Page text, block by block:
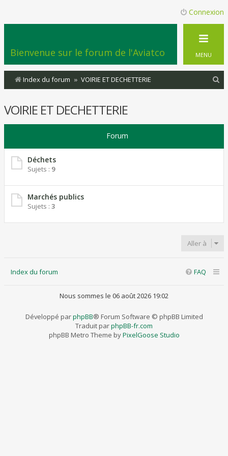
Connexion
Bienvenue sur le forum de l'Aviatco MENU
Index du forum VOIRIE ET DECHETTERIE
r
VOIRIE ET DECHETTERIE
Forum
Déchets
Sujets : 9
Marchés publics
Sujets : 3
Aller à
Index du forum FAQ
Nous sommes le 06 août 2026 19:02
Développé parphpBB® Forum Software © phpBB Limited
Traduit parphpBB-fr.com
phpBB Metro Theme byPixelGoose Studio